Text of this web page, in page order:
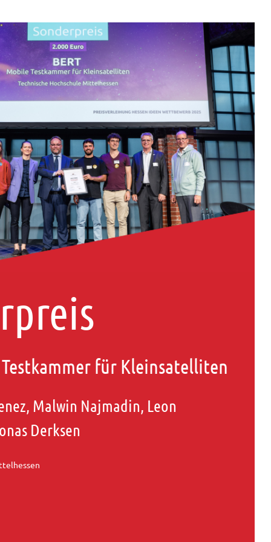
Testkammer für Kleinsatelliten
Malwin Najmadin, Leon
Derksen